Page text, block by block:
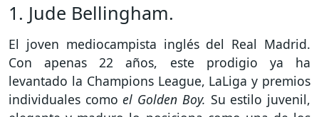
1. Jude Bellingham.
El joven mediocampista inglés del Real Madrid.
Con apenas 22 años, este prodigio ya ha
levantado la Champions League, LaLiga y premios
individuales como el Golden Boy. Su estilo juvenil,